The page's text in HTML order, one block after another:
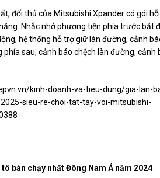
đối thủ của Mitsubishi Xpander có gói
Nhắc nhở phương tiện phía trước bắt
hệ thống hỗ trợ giữ làn đường, cảnh
sau, cảnh báo chệch làn đường, cảnh
kinh-doanh-va-tieu-dung/gia-lan-
sieu-re-choi-tat-tay-voi-mitsubishi-
tô bán chạy nhất Đông Nam Á năm 2024